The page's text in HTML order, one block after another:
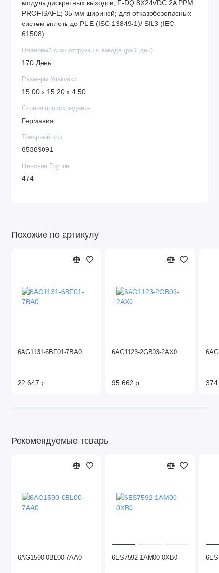
модуль дискретных выходов, F-DQ 8X24VDC 2A PPM
PROFISAFE; 35 мм шириной; для отказобезопасных
систем вплоть до PL E (ISO 13849-1)/ SIL3 (IEC
61508)
Плановый срок отгрузки с завода (раб. дни)
170 День
Размеры Упаковки
15,00 x 15,20 x 4,50
Страна происхождения
Германия
Товарный код
85389091
Ценовая Группа
474
Похожие по артикулу
6AG1131-6BF01-7BA0
22 647 р.
6AG1123-2GB03-2AX0
95 662 р. 374
Рекомендуемые товары
6AG1590-0BL00-7AA0 6ES7592-1AM00-0XB0